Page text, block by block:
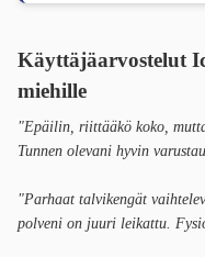
Käyttäjäarvostelut
miehille
"Epäilin, riittääkö koko,
Tunnen olevani hyvin
"Parhaat talvikengät
polveni on juuri leikattu.